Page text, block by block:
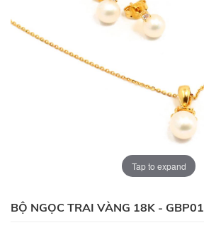
Tap to expand
BỘ NGỌC TRAI VÀNG 18K - GBP01